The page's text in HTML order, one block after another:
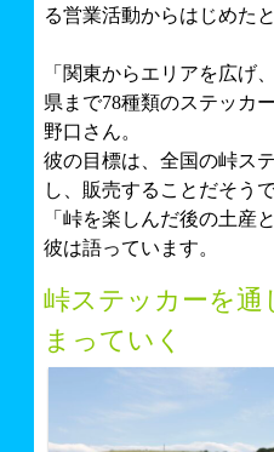
る営業活動からはじめたと
「関東からエリアを広げ
県まで78種類のステッカ
野口さん。
彼の目標は、全国の峠ス
し、販売することだそうで
「峠を楽しんだ後の土産
彼は語っています。
峠ステッカーを通
まっていく